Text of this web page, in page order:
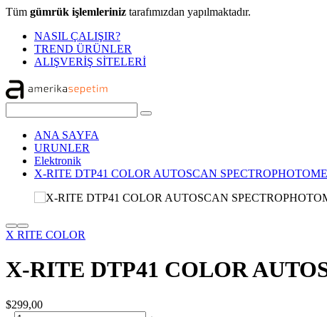
Tüm gümrük işlemleriniz tarafımızdan yapılmaktadır.
NASIL ÇALIŞIR?
TREND ÜRÜNLER
ALIŞVERİŞ SİTELERİ
ANA SAYFA
URUNLER
Elektronik
X-RITE DTP41 COLOR AUTOSCAN
X RITE COLOR
X-RITE DTP41 COLOR
$299,00